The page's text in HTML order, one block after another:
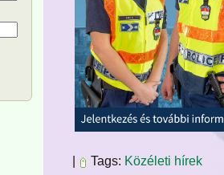
Tags: Közéleti hírek